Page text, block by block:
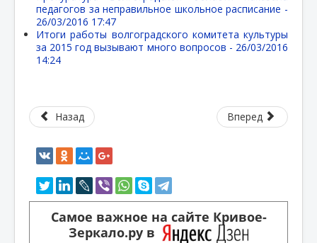
педагогов за неправильное школьное расписание -
26/03/2016 17:47
Итоги работы волгоградского комитета культуры
за 2015 год вызывают много вопросов - 26/03/2016
14:24
Назад Вперед
Самое важное на сайте Кривое-
Зеркало.ру в